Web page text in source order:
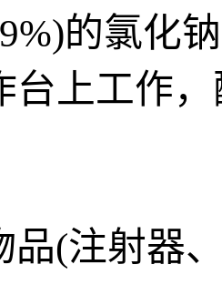
的氯化
台上工作
品(注射器